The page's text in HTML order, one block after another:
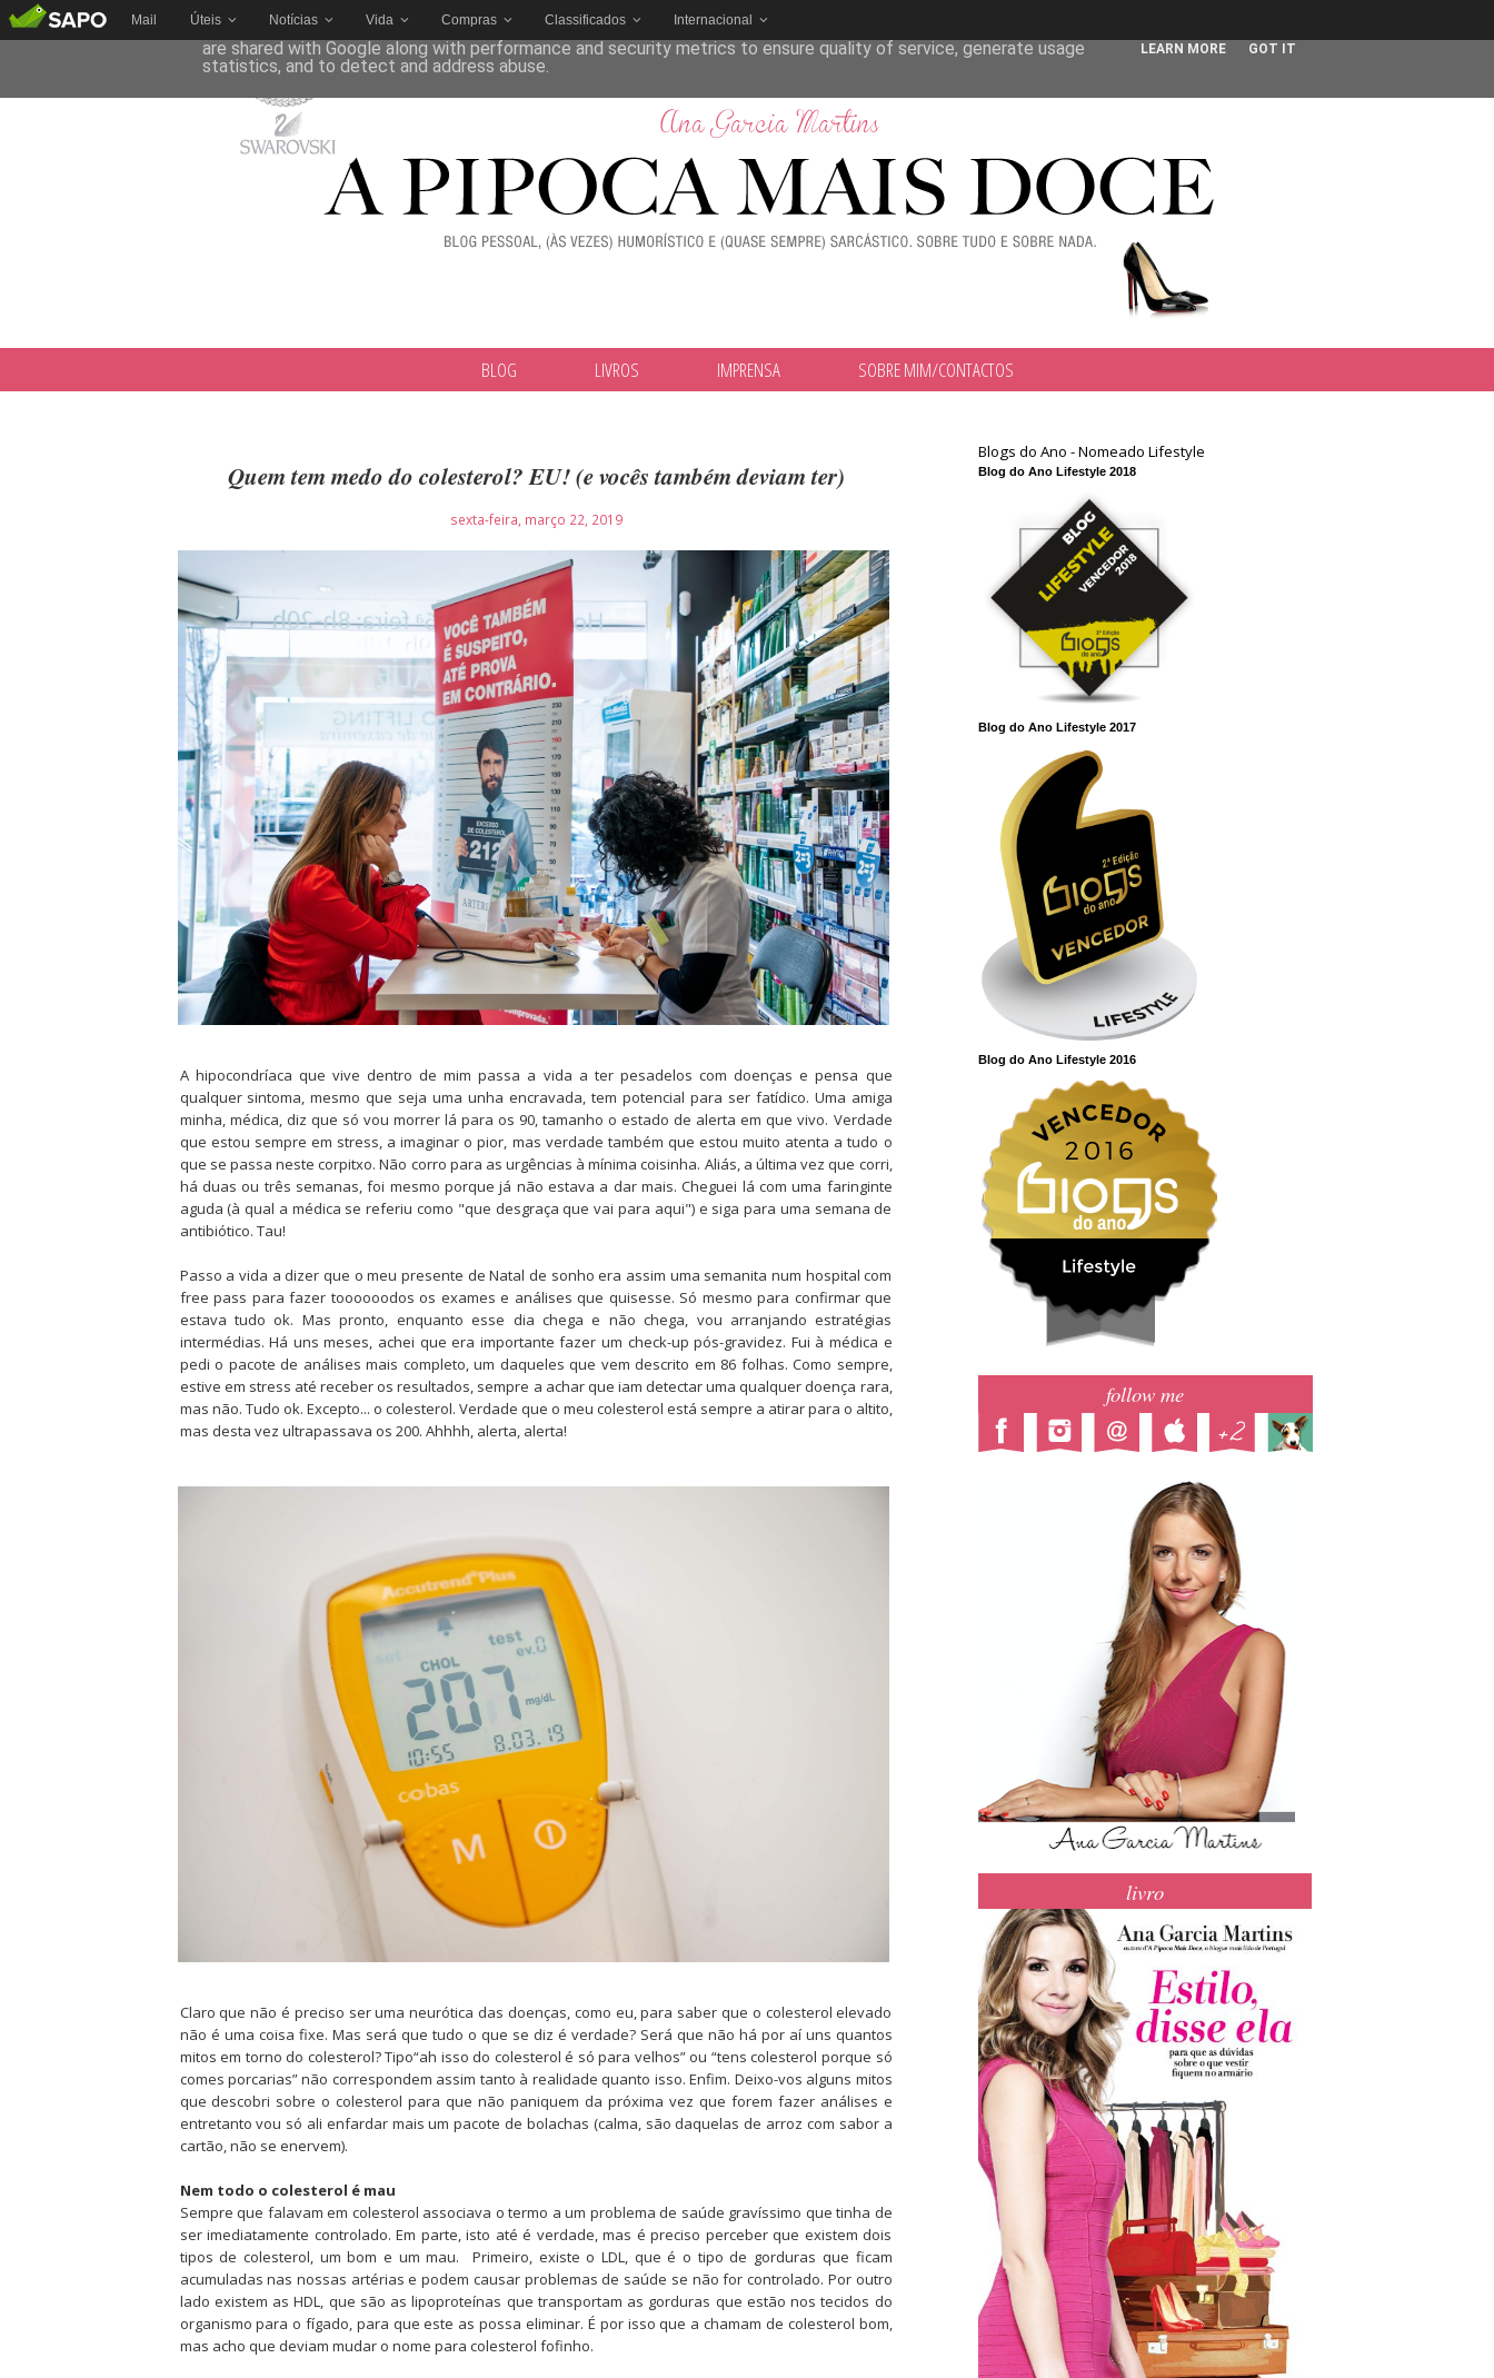
Mail Úteis Notícias Vida Compras Classificados Internacional
BLOG LIVROS IMPRENSA SOBRE MIM/CONTACTOS
Quem tem medo do colesterol? EU! (e vocês também deviam ter)
sexta-feira, março 22, 2019
A hipocondríaca que vive dentro de mim passa a vida a ter pesadelos com doenças e pensa que
qualquer sintoma, mesmo que seja uma unha encravada, tem potencial para ser fatídico. Uma amiga
minha, médica, diz que só vou morrer lá para os 90, tamanho o estado de alerta em que vivo. Verdade
que estou sempre em stress, a imaginar o pior, mas verdade também que estou muito atenta a tudo o
que se passa neste corpitxo. Não corro para as urgências à mínima coisinha. Aliás, a última vez que corri,
há duas ou três semanas, foi mesmo porque já não estava a dar mais. Cheguei lá com uma faringinte
aguda (à qual a médica se referiu como "que desgraça que vai para aqui") e siga para uma semana de
antibiótico. Tau!
Passo a vida a dizer que o meu presente de Natal de sonho era assim uma semanita num hospital com
free pass para fazer toooooodos os exames e análises que quisesse. Só mesmo para confirmar que
estava tudo ok. Mas pronto, enquanto esse dia chega e não chega, vou arranjando estratégias
intermédias. Há uns meses, achei que era importante fazer um check-up pós-gravidez. Fui à médica e
pedi o pacote de análises mais completo, um daqueles que vem descrito em 86 folhas. Como sempre,
estive em stress até receber os resultados, sempre a achar que iam detectar uma qualquer doença rara,
mas não. Tudo ok. Excepto... o colesterol. Verdade que o meu colesterol está sempre a atirar para o altito,
mas desta vez ultrapassava os 200. Ahhhh, alerta, alerta!
Claro que não é preciso ser uma neurótica das doenças, como eu, para saber que o colesterol elevado
não é uma coisa fixe. Mas será que tudo o que se diz é verdade? Será que não há por aí uns quantos
mitos em torno do colesterol? Tipo“ah isso do colesterol é só para velhos” ou “tens colesterol porque só
comes porcarias” não correspondem assim tanto à realidade quanto isso. Enfim. Deixo-vos alguns mitos
que descobri sobre o colesterol para que não paniquem da próxima vez que forem fazer análises e
entretantovou só ali enfardar mais um pacote de bolachas (calma, são daquelas de arroz com sabor a
cartão, não se enervem).
Nem todo o colesterol é mau
Sempre que falavam em colesterol associava o termo a um problema de saúde gravíssimo que tinha de
ser imediatamente controlado. Em parte, isto até é verdade, mas é preciso perceber que existem dois
tipos de colesterol, um bom e um mau.
Primeiro, existe o LDL, que é o tipo de gorduras que ficam
acumuladas nas nossas artérias e podem causar problemas de saúde se não for controlado. Por outro
lado existem as HDL, que são as lipoproteínas que transportam as gorduras que estão nos tecidos do
organismo para o fígado, para que este as possa eliminar. É por isso que a chamam de colesterol bom,
mas acho que deviam mudar o nome para colesterol fofinho.
Blogs do Ano - Nomeado Lifestyle
Blog do Ano Lifestyle 2018
Blog do Ano Lifestyle 2017
Blog do Ano Lifestyle 2016
follow me
livro
This site uses cookies from Google to deliver its services and to analyze traffic. Your IP address and user-agent
are shared with Google along with performance and security metrics to ensure quality of service, generate usage
statistics, and to detect and address abuse.
LEARN MORE GOT IT